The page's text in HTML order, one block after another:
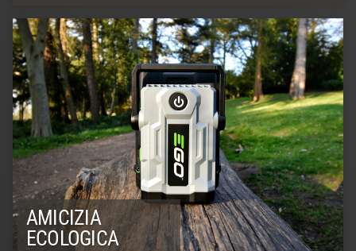
AMICIZIA
ECOLOGICA